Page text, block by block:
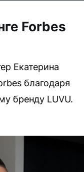
Forbes
Екатерина
благодаря
бренду LUVU.